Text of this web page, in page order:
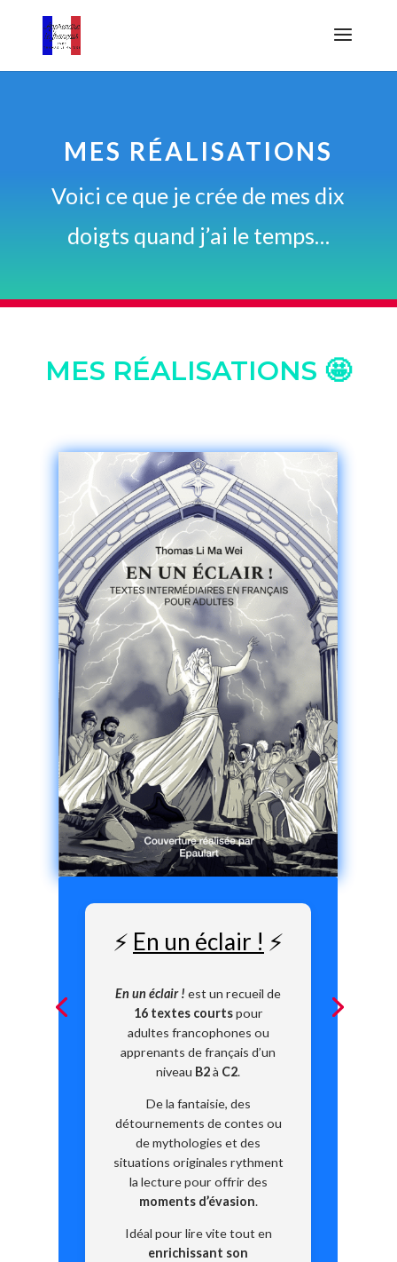
MES RÉALISATIONS
Voici ce que je crée de mes dix
doigts quand j’ai le temps…
MES RÉALISATIONS 🤩
⚡ En un éclair ! ⚡
En un éclair ! est un recueil de
16 textes courtspour
adultes francophones ou
apprenants de français d’un
niveau B2à C2.
De la fantaisie, des
détournements de contes ou
de mythologies et des
situations originales rythment
la lecture pour offrir des
moments d’évasion.
Idéal pour lire vite tout en
enrichissant son